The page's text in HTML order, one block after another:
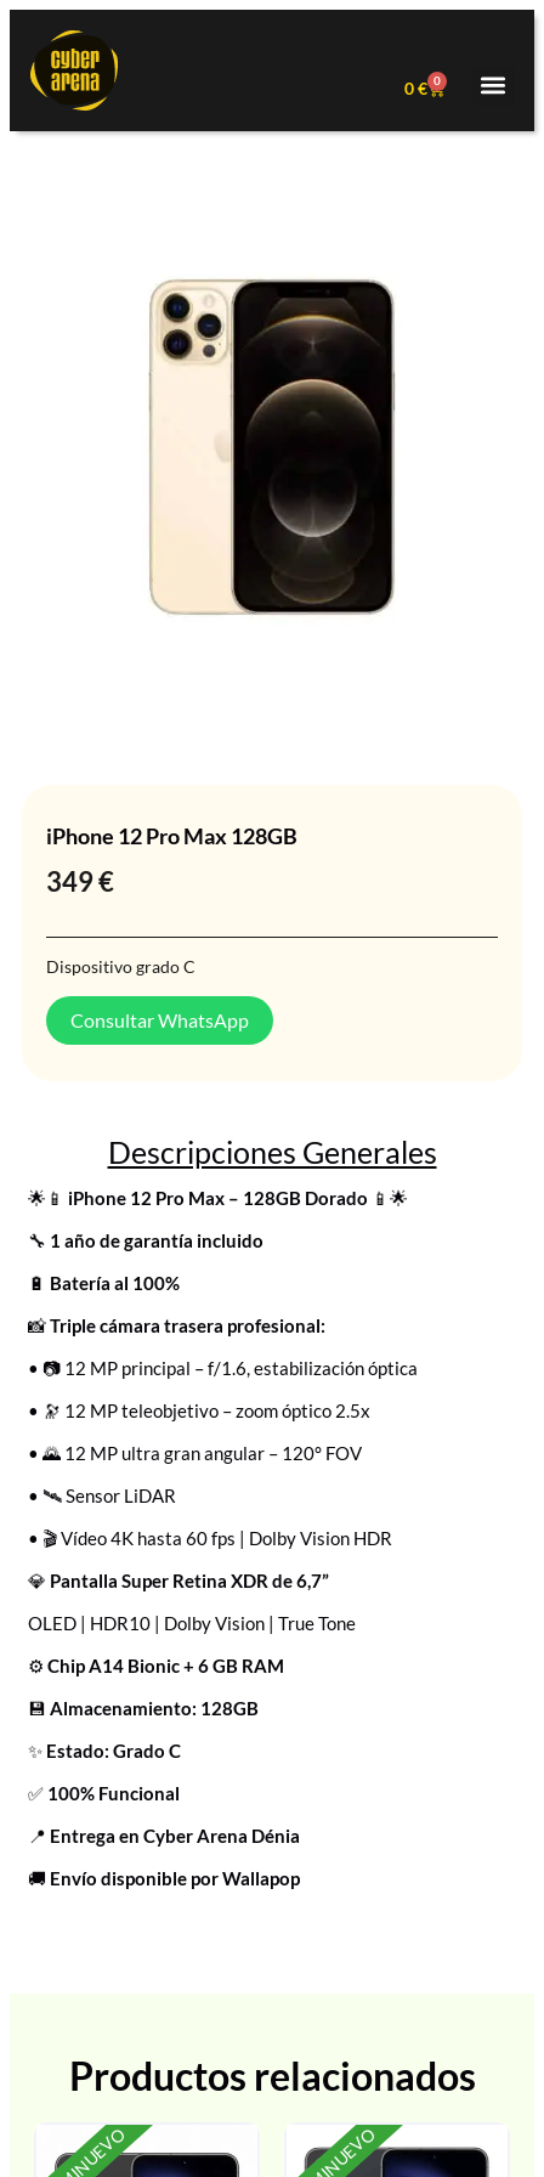
0€ 0
iPhone 12 Pro Max 128GB
349€
Dispositivo grado C
Consultar WhatsApp
Descripciones Generales
🌟📱 iPhone 12 Pro Max – 128GB Dorado 📱🌟
🔧 1 año de garantía incluido
🔋 Batería al 100%
📸Triple cámara trasera profesional:
• 📷 12 MP principal – f/1.6, estabilización óptica
• 🔭 12 MP teleobjetivo – zoom óptico 2.5x
• 🌄 12 MP ultra gran angular – 120° FOV
• 🛰️ Sensor LiDAR
• 🎬 Vídeo 4K hasta 60 fps | Dolby Vision HDR
💎 Pantalla Super Retina XDR de 6,7”
OLED | HDR10 | Dolby Vision | True Tone
⚙️ Chip A14 Bionic + 6 GB RAM
💾 Almacenamiento: 128GB
✨ Estado: Grado C
✅ 100% Funcional
📍 Entrega en Cyber Arena Dénia
🚚 Envío disponible por Wallapop
Productos relacionados